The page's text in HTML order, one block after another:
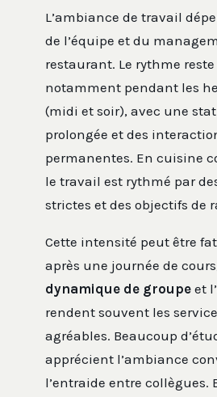
L’ambiance de travail
de l’équipe et du
restaurant. Le rythme
notamment pendant les
(midi et soir), avec une
prolongée et des
permanentes. En cuisine
le travail est rythmé par
strictes et des objectifs de
Cette intensité peut être
après une journée de
dynamique de groupe et
rendent souvent les
agréables. Beaucoup
apprécient l’ambiance
l’entraide entre collègues.